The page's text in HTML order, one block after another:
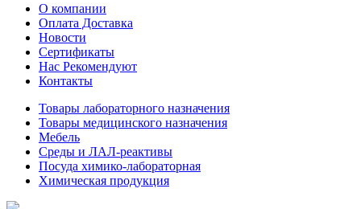
О компании
Оплата Доставка
Новости
Сертификаты
Нас Рекомендуют
Контакты
Товары лабораторного назначения
Товары медицинского назначения
Мебель
Среды и ЛАЛ-реактивы
Посуда химико-лабораторная
Химическая продукция